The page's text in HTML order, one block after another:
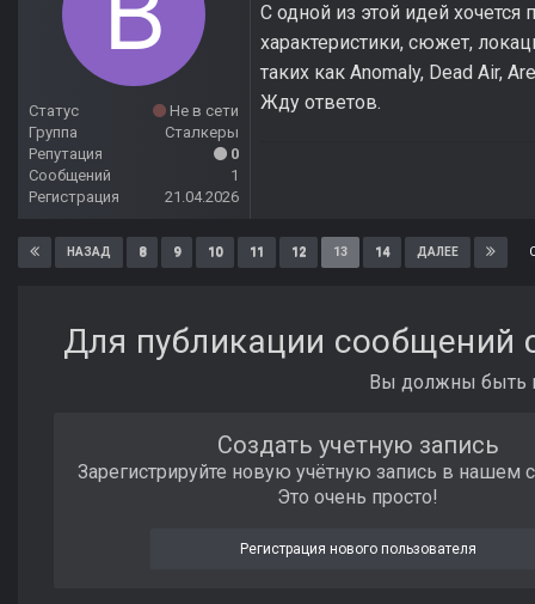
Статус
Не в сети
Группа
Сталкеры
Репутация
0
Сообщений
1
Регистрация
21.04.2026
С одной из этой идей хочется
характеристики, сюжет,
таких как Anomaly, Dead Air,
Жду ответов.
НАЗАД 8 9 10 11 12 13 14 ДАЛЕЕ
Для публикации сообщений
Вы должны быть
Создать учетную запись
Зарегистрируйте новую учётную запись в нашем
Это очень просто!
Регистрация нового пользователя